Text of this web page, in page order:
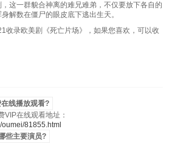
这一群貌合神离的难兄难弟，不仅要放下各自的
解数在僵尸的眼皮底下逃出生天。
收录欧美剧《死亡片场》，如果您喜欢，可以收
线播放观看?
VIP在线观看地址：
81855.html
些主要演员?